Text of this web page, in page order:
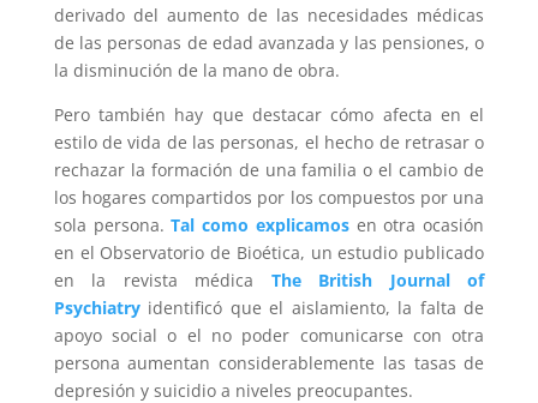
derivado del aumento de las necesidades médicas
de las personas de edad avanzada y las pensiones, o
la disminución de la mano de obra.
Pero también hay que destacar cómo afecta en el
estilo de vida de las personas, el hecho de retrasar o
rechazar la formación de una familia o el cambio de
los hogares compartidos por los compuestos por una
sola persona.Tal como explicamosen otra ocasión
en el Observatorio de Bioética, un estudio publicado
en la revista médica The British Journal of
Psychiatryidentificó que el aislamiento, la falta de
apoyo social o el no poder comunicarse con otra
persona aumentan considerablemente las tasas de
depresión y suicidio a niveles preocupantes.